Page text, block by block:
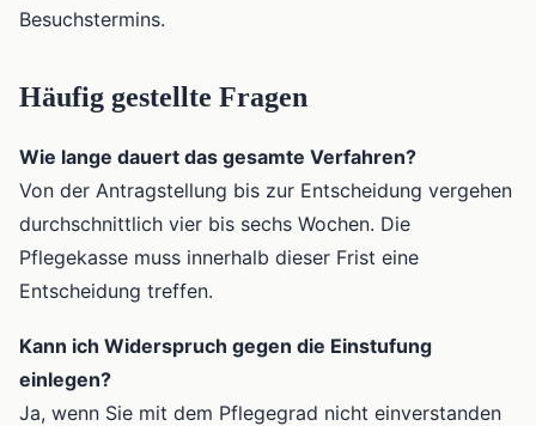
Besuchstermins.
Häufig gestellte Fragen
Wie lange dauert das gesamte Verfahren?
Von der Antragstellung bis zur Entscheidung vergehen
durchschnittlich vier bis sechs Wochen. Die
Pflegekasse muss innerhalb dieser Frist eine
Entscheidung treffen.
Kann ich Widerspruch gegen die Einstufung
einlegen?
Ja, wenn Sie mit dem Pflegegrad nicht einverstanden